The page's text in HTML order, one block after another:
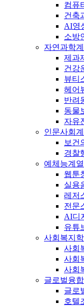
컴퓨
건축
AI영
소방
자연과학
제과
건강
뷰티
헤어
반려
동물
자유
인문사회
보건
경찰
예체능계열
웹툰
실용
레저
전문
AI디
유튜
사회복지
사회
사회
사회
글로벌융
글로
호텔